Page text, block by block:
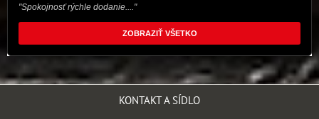
"Spokojnosť rýchle dodanie...."
ZOBRAZIŤ VŠETKO
KONTAKT A SÍDLO